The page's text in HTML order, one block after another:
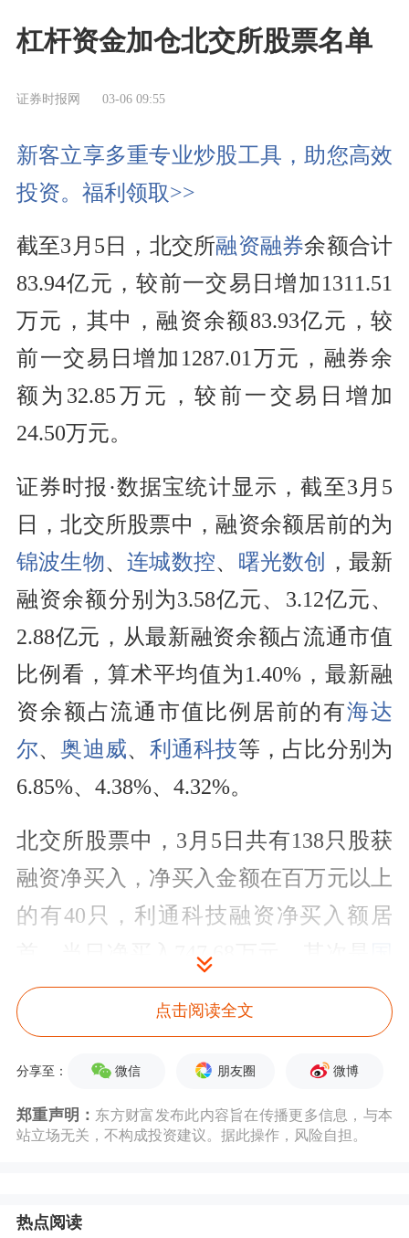
杠杆资金加仓北交所股票名单
证券时报网 03-06 09:55
新客立享多重专业炒股工具，助您高效
投资。福利领取>>
截至3月5日，北交所融资融券余额合计
83.94亿元，较前一交易日增加1311.51
万元，其中，融资余额83.93亿元，较
前一交易日增加1287.01万元，融券余
额为32.85万元，较前一交易日增加
24.50万元。
证券时报·数据宝统计显示，截至3月5
日，北交所股票中，融资余额居前的为
锦波生物、连城数控、 曙光数创
，最新
融资余额分别为3.58亿元、3.12亿元、
2.88亿元，从最新融资余额占流通市值
比例看，算术平均值为1.40%，最新融
资余额占流通市值比例居前的有海达
尔、奥迪威、 利通科技等，占比分别为
6.85%、4.38%、4.32%。
北交所股票中，3月5日共有138只股获
融资净买入，净买入金额在百万元以上
的有40只，利通科技融资净买入额居
首，当日净买入747.68万元，其次是
航远洋、通领科技，融资净买入金额分
别为676.42万元、563.29万元，融资净
买入金额居前的还有 吉林碳谷 、星图测
控、同力股份等。融资净卖出金额居前
的股票为贝特瑞、连城数控、科力股份
元、892.23万元、789.82万元。
点击阅读全文
分享至： 微信 朋友圈 微博
郑重声明： 东方财富发布此内容旨在传播更多信息，与本
站立场无关，不构成投资建议。据此操作，风险自担。
热点阅读